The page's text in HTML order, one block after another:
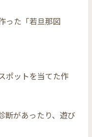
った「若旦那図
ポットを当てた作
断があったり、遊び